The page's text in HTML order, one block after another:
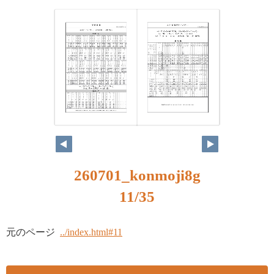
260701_konmoji8g
11/35
元のページ ../index.html#11